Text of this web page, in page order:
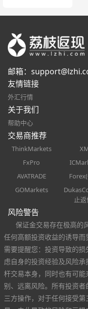
邮箱：
友情链接
外汇行情
关于我们
帮助中心
交易商推荐
ThinkMarkets
FxPro
AVATRADE
GOMarkets
止
风险警告
保证金交易存在极高的
任何高额投资收益的诱导而
需要提醒您：投资导致的
虑自身的投资经验及风险
杆交易本身，同时也有可
别、远离风险。所有投资
三方操作，对于任何接受